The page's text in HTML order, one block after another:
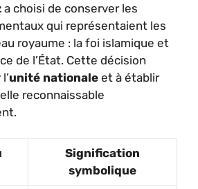
a choisi de conserver les
qui représentaient les
royaume : la foi islamique et
de l’État. Cette décision
unité nationale et à établir
reconnaissable
Signification
symbolique